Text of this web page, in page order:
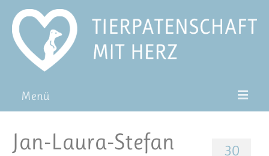
Menü
Pat*in werden 30
Jan-Laura-Stefan